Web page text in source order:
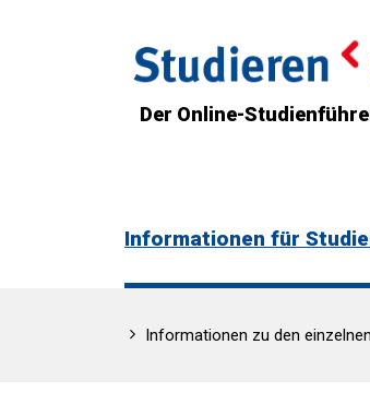
Der Online-
Informationen für
Informationen zu den